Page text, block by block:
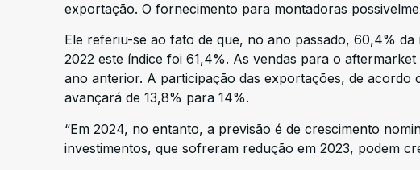
exportação. O fornecimento para montadoras
Ele referiu-se ao fato de que, no ano passado, 60,4%
2022 este índice foi 61,4%. As vendas para o
ano anterior. A participação das exportações, de acordo
avançará de 13,8% para 14%.
“Em 2024, no entanto, a previsão é de crescimento
investimentos, que sofreram redução em 2023, podem